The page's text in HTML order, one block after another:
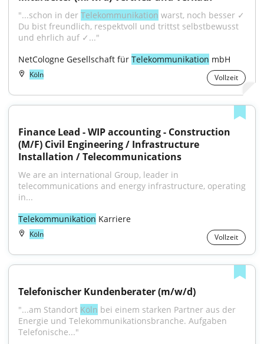
"...schon in der Telekommunikation warst, noch besser ✓
Du bist freundlich, respektvoll und trittst selbstbewusst
und ehrlich auf ✓..."
NetCologne Gesellschaft für Telekommunikation mbH
Köln Vollzeit
Finance Lead - WIP accounting - Construction
(M/F) Civil Engineering / Infrastructure
Installation / Telecommunications
We are an international Group, leader in
telecommunications and energy infrastructure, operating
in...
Telekommunikation Karriere
Köln Vollzeit
Telefonischer Kundenberater (m/w/d)
"...am Standort Köln bei einem starken Partner aus der
Energie und Telekommunikationsbranche. Aufgaben
Telefonische..."